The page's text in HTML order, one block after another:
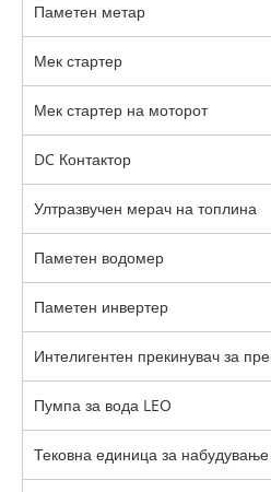
Паметен метар
Мек стартер
Мек стартер на моторот
DC Контактор
Ултразвучен мерач на топлина
Паметен водомер
Паметен инвертер
Интелигентен прекинувач за
Пумпа за вода LEO
Тековна единица за набудување